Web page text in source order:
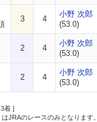
3 4
小野 次郎
(53.0)
2 4
小野 次郎
(53.0)
2 4
小野 次郎
(53.0)
:3着 ]
JRAのレースのみとなります。